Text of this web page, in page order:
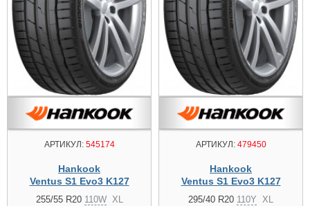
АРТИКУЛ:545174
Hankook
Ventus S1 Evo3 K127
255/55 R20 110W XL
АРТИКУЛ:479450
Hankook
Ventus S1 Evo3 K127
295/40 R20 110Y XL